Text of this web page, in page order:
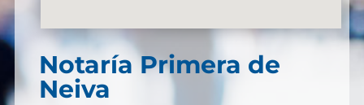
Notaría Primera de
Neiva